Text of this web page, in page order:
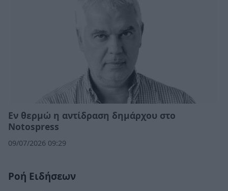
Εν θερμώ η αντίδραση δημάρχου στο
Notospress
09/07/2026 09:29
Ροή Ειδήσεων